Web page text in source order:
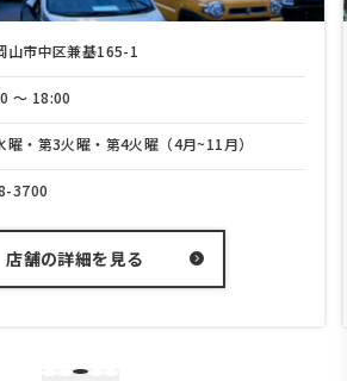
中区兼基165-1
18:00
第3火曜・第4火曜（4月~11月）
舗の詳細を見る